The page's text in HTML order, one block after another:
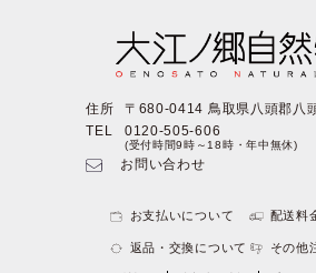
住所
〒680-0414 鳥取県八頭郡八
TEL
0120-505-606
(受付時間9時～18時・年中無休)
お問い合わせ
お支払いについて 配送料
返品・交換について その他